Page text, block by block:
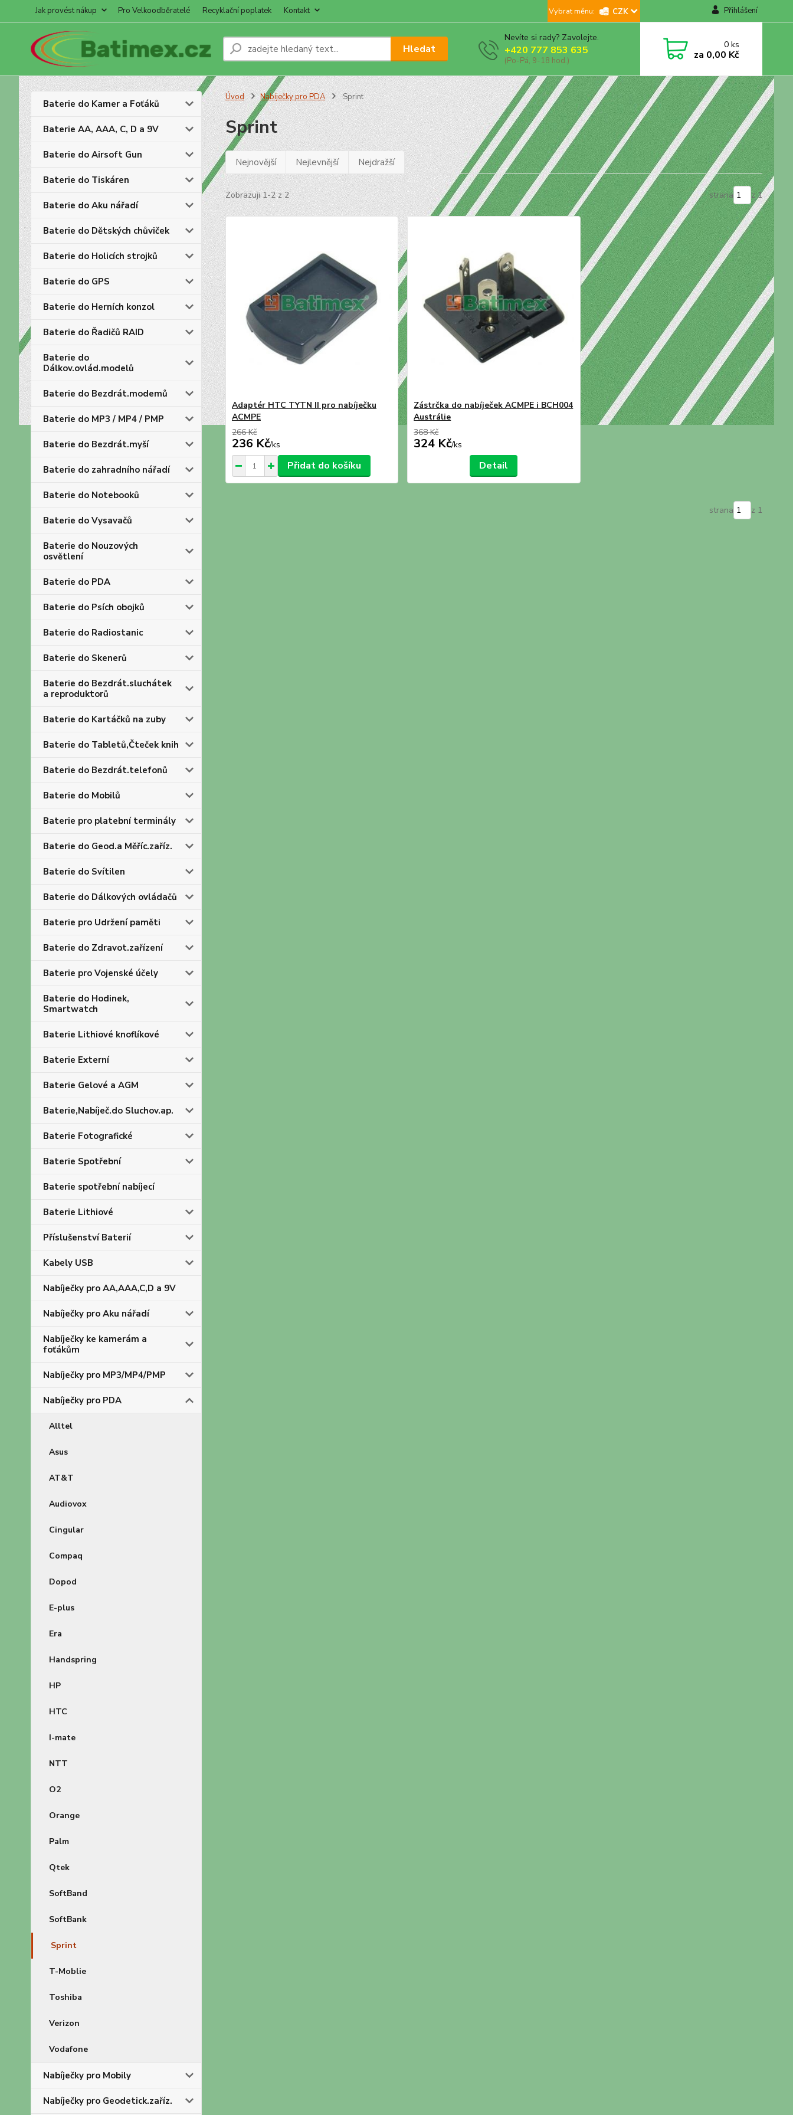
Jak provést nákup Pro Velkoodběratelé Recyklační poplatek Kontakt CZK Přihlášení
Hledat
Nevíte si rady? Zavolejte.
+420 777 853 635
(Po-Pá, 9-18 hod.)
0ks
za 0,00 Kč
Baterie do Kamer a Foťáků
Baterie AA, AAA, C, D a 9V
Baterie do Airsoft Gun
Baterie do Tiskáren
Baterie do Aku nářadí
Baterie do Dětských chůviček
Baterie do Holicích strojků
Baterie do GPS
Baterie do Herních konzol
Baterie do Řadičů RAID
Baterie do
Dálkov.ovlád.modelů
Baterie do Bezdrát.modemů
Baterie do MP3 / MP4 / PMP
Baterie do Bezdrát.myší
Baterie do zahradního nářadí
Baterie do Notebooků
Baterie do Vysavačů
Baterie do Nouzových
osvětlení
Baterie do PDA
Baterie do Psích obojků
Baterie do Radiostanic
Baterie do Skenerů
Baterie do Bezdrát.sluchátek
a reproduktorů
Baterie do Kartáčků na zuby
Baterie do Tabletů,Čteček knih
Baterie do Bezdrát.telefonů
Baterie do Mobilů
Baterie pro platební terminály
Baterie do Geod.a Měříc.zaříz.
Baterie do Svítilen
Baterie do Dálkových ovládačů
Baterie pro Udržení paměti
Baterie do Zdravot.zařízení
Baterie pro Vojenské účely
Baterie do Hodinek,
Smartwatch
Baterie Lithiové knoflíkové
Baterie Externí
Baterie Gelové a AGM
Baterie,Nabíječ.do Sluchov.ap.
Baterie Fotografické
Baterie Spotřební
Baterie spotřební nabíjecí
Baterie Lithiové
Příslušenství Baterií
Kabely USB
Nabíječky pro AA,AAA,C,D a 9V
Nabíječky pro Aku nářadí
Nabíječky ke kamerám a
foťákům
Nabíječky pro MP3/MP4/PMP
Nabíječky pro PDA
Alltel
Asus
AT&T
Audiovox
Cingular
Compaq
Dopod
E-plus
Era
Handspring
HP
HTC
I-mate
NTT
O2
Orange
Palm
Qtek
SoftBand
SoftBank
Sprint
T-Moblie
Toshiba
Verizon
Vodafone
Nabíječky pro Mobily
Nabíječky pro Geodetick.zaříz.
Úvod Nabíječky pro PDA Sprint
Sprint
Nejnovější Nejlevnější Nejdražší
Zobrazuji 1-2 z 2 strana z 1
Adaptér HTC TYTN II pro nabíječku
ACMPE
266 Kč
236 Kč/ks
Přidat do košíku
Zástrčka do nabíječek ACMPE i BCH004
Austrálie
368 Kč
324 Kč/ks
Detail
strana z 1